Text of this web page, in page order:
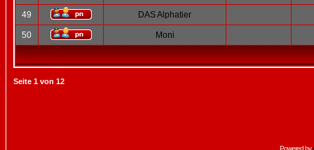
49 DAS Alphatier
50 Moni
Seite 1 von 12
Powered by